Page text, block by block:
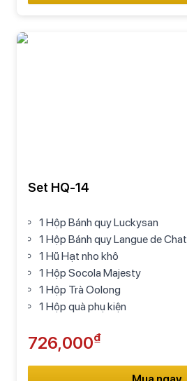
Set HQ-14
1 Hộp Bánh quy Luckysan
1 Hộp Bánh quy Langue de Chat
1 Hũ Hạt nho khô
1 Hộp Socola Majesty
1 Hộp Trà Oolong
1 Hộp quà phụ kiện
726,000₫